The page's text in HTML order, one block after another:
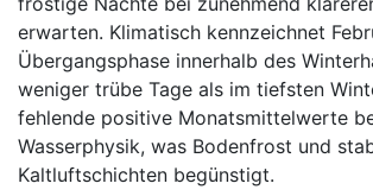
erwarten. Klimatisch kennzeichnet
Übergangsphase innerhalb des
weniger trübe Tage als im tiefsten
fehlende positive Monatsmittelwerte
Wasserphysik, was Bodenfrost und
Kaltluftschichten begünstigt.